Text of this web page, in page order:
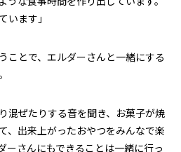
います」
ことで、エルダーさんと一緒にする
混ぜたりする音を聞き、お菓子が焼
、出来上がったおやつをみんなで楽
ーさんにもできることは一緒に行っ